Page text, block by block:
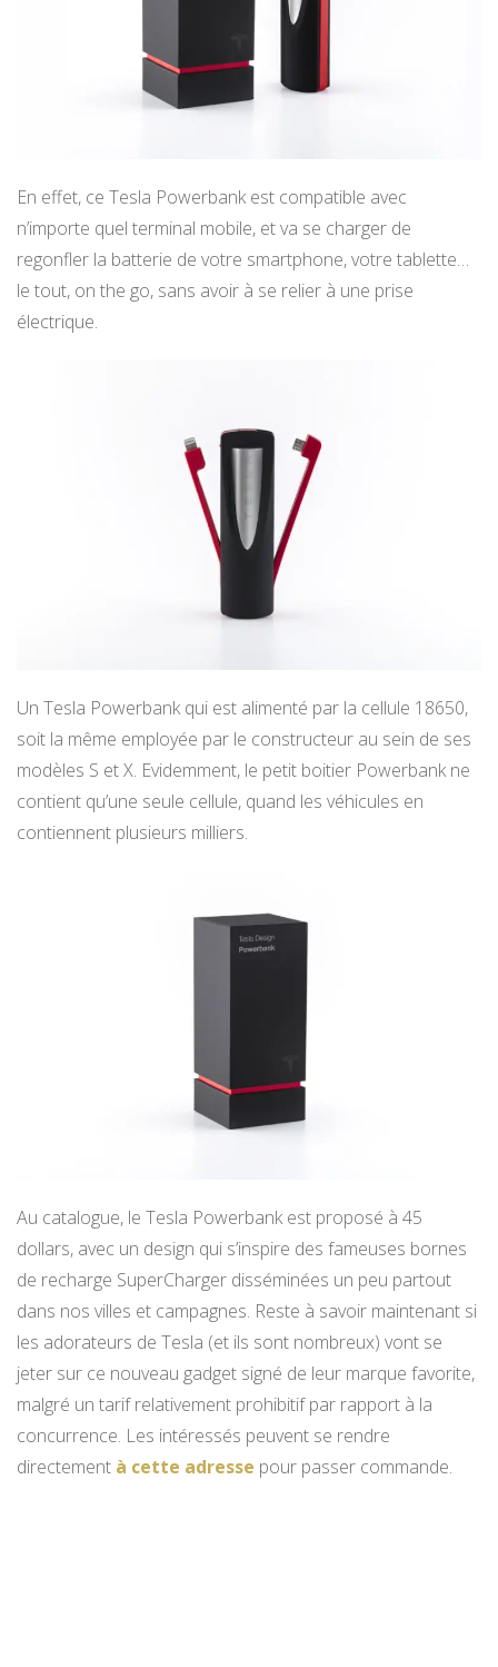
En effet, ce Tesla Powerbank est compatible avec
n’importe quel terminal mobile, et va se charger de
regonfler la batterie de votre smartphone, votre tablette…
le tout, on the go, sans avoir à se relier à une prise
électrique.
Un Tesla Powerbank qui est alimenté par la cellule 18650,
soit la même employée par le constructeur au sein de ses
modèles S et X. Evidemment, le petit boitier Powerbank ne
contient qu’une seule cellule, quand les véhicules en
contiennent plusieurs milliers.
Au catalogue, le Tesla Powerbank est proposé à 45
dollars, avec un design qui s’inspire des fameuses bornes
de recharge SuperCharger disséminées un peu partout
dans nos villes et campagnes. Reste à savoir maintenant si
les adorateurs de Tesla (et ils sont nombreux) vont se
jeter sur ce nouveau gadget signé de leur marque favorite,
malgré un tarif relativement prohibitif par rapport à la
concurrence. Les intéressés peuvent se rendre
directement à cette adresse pour passer commande.